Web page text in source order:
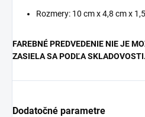
Rozmery: 10 cm x 4,8 cm x
FAREBNÉ PREDVEDENIE NIE JE
ZASIELA SA PODĽA SKLADOVOSTI.
Dodatočné parametre